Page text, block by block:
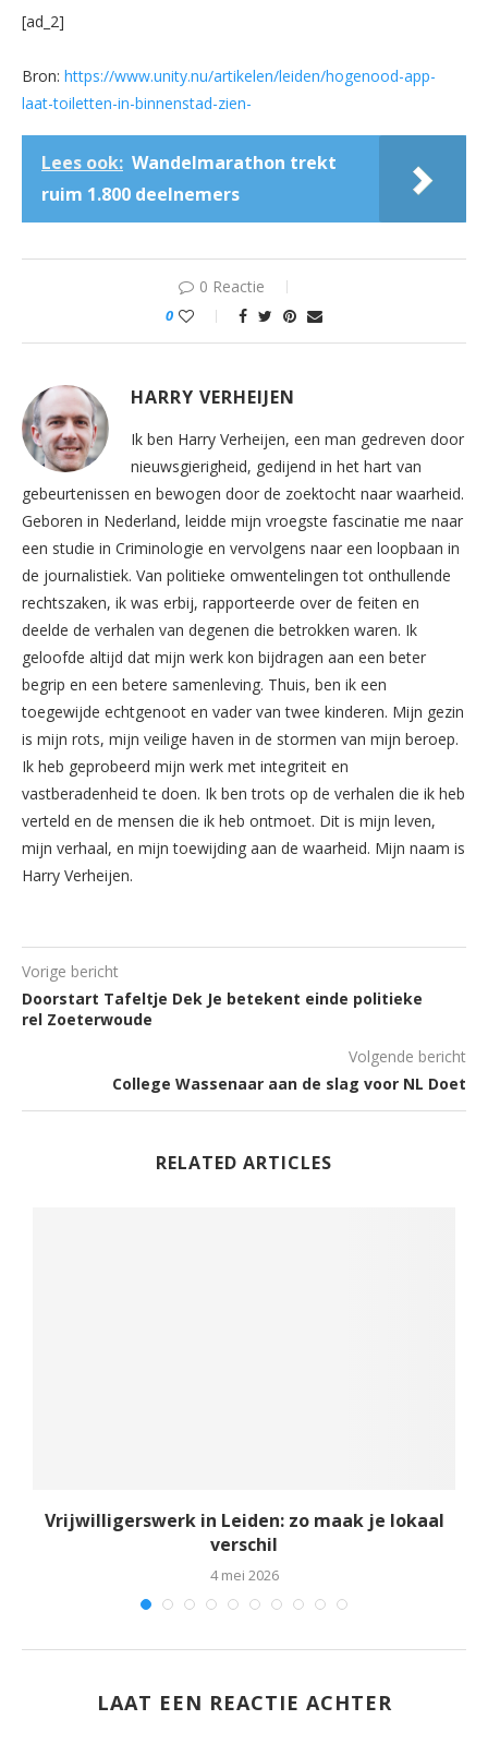
[ad_2]
Bron: https://www.unity.nu/artikelen/leiden/hogenood-app-
laat-toiletten-in-binnenstad-zien-
Lees ook: Wandelmarathon trekt
ruim 1.800 deelnemers
0 Reactie
0
HARRY VERHEIJEN
Ik ben Harry Verheijen, een man gedreven door
nieuwsgierigheid, gedijend in het hart van
gebeurtenissen en bewogen door de zoektocht naar waarheid.
Geboren in Nederland, leidde mijn vroegste fascinatie me naar
een studie in Criminologie en vervolgens naar een loopbaan in
de journalistiek. Van politieke omwentelingen tot onthullende
rechtszaken, ik was erbij, rapporteerde over de feiten en
deelde de verhalen van degenen die betrokken waren. Ik
geloofde altijd dat mijn werk kon bijdragen aan een beter
begrip en een betere samenleving. Thuis, ben ik een
toegewijde echtgenoot en vader van twee kinderen. Mijn gezin
is mijn rots, mijn veilige haven in de stormen van mijn beroep.
Ik heb geprobeerd mijn werk met integriteit en
vastberadenheid te doen. Ik ben trots op de verhalen die ik heb
verteld en de mensen die ik heb ontmoet. Dit is mijn leven,
mijn verhaal, en mijn toewijding aan de waarheid. Mijn naam is
Harry Verheijen.
Vorige bericht
Doorstart Tafeltje Dek Je betekent einde politieke
rel Zoeterwoude
Volgende bericht
College Wassenaar aan de slag voor NL Doet
RELATED ARTICLES
Vrijwilligerswerk in Leiden: zo maak je lokaal
verschil
4 mei 2026
LAAT EEN REACTIE ACHTER